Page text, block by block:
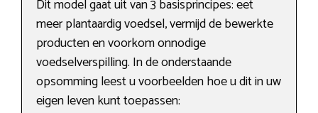
Dit model gaat uit van 3 basisprincipes: eet
meer plantaardig voedsel, vermijd de bewerkte
producten en voorkom onnodige
voedselverspilling. In de onderstaande
opsomming leest u voorbeelden hoe u dit in uw
eigen leven kunt toepassen: